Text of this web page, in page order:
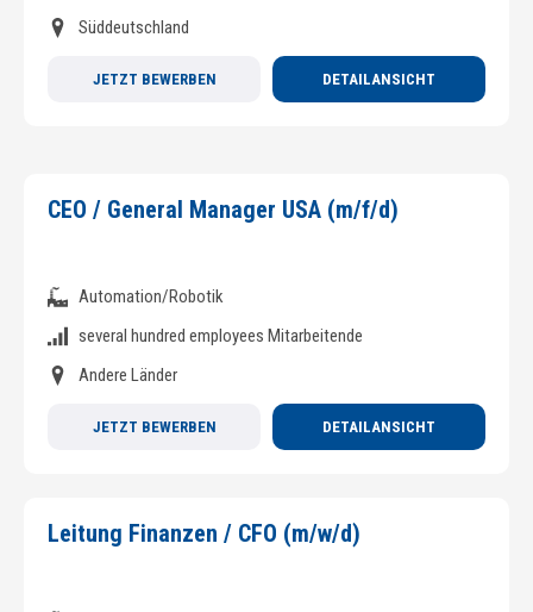
Süddeutschland
JETZT BEWERBEN DETAILANSICHT
CEO / General Manager USA (m/f/d)
Automation/Robotik
several hundred employees Mitarbeitende
Andere Länder
JETZT BEWERBEN DETAILANSICHT
Leitung Finanzen / CFO (m/w/d)